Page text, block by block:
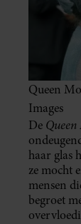
Queen
Images
De
haar glas
ze mocht
mensen
begroet